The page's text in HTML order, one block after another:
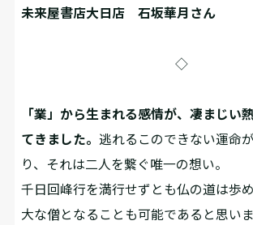
未来屋書店大日店 石坂華月さん
◇
「業」から生まれる感情が、凄まじい
てきました。逃れるこのできない運命
り、それは二人を繋ぐ唯一の想い。
千日回峰行を満行せずとも仏の道は歩
大な僧となることも可能であると思いま